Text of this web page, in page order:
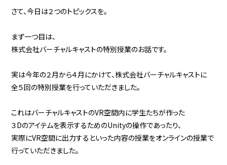
さて、今日は２つのトピックスを。
まず一つ目は、
株式会社バーチャルキャストの特別授業のお話です。
実は今年の２月から４月にかけて、株式会社バーチャルキャストに
全５回の特別授業を行っていただきました。
これはバーチャルキャストのVR空間内に学生たちが作った
３Dのアイテムを表示するためのUnityの操作であったり、
実際にVR空間に出力するといった内容の授業をオンラインの授業で
行っていただきました。